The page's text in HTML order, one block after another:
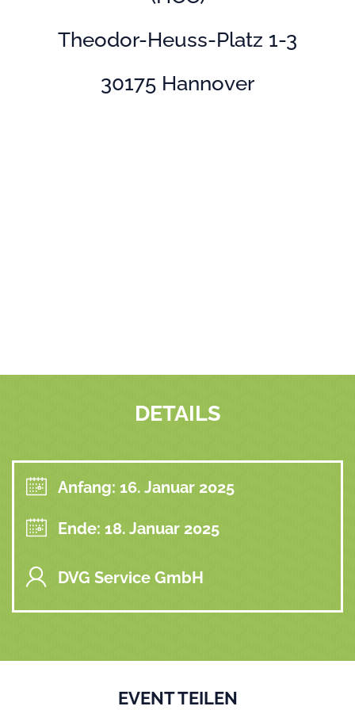
Theodor-Heuss-Platz 1-3
30175 Hannover
DETAILS
Anfang: 16. Januar 2025
Ende: 18. Januar 2025
DVG Service GmbH
EVENT TEILEN